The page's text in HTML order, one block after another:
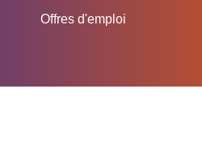
Offres d'emploi